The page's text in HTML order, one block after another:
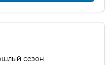
сезон